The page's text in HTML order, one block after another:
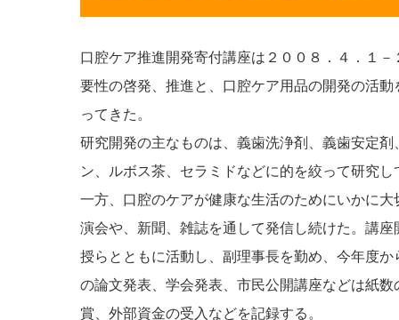
口腔ケア推進開発寄付講座は２００８．４．１
要性の啓発、推進と、口腔ケア用品の開発の活
ってきた。
研究開発の主なものは、義歯洗浄剤、義歯安定
ン、ルボス茶、セラミドなどに的を絞って研究し
一方、口腔のケアが健康な生活のためにいかに
演会や、新聞、雑誌を通して発信し続けた。講
授らとともに活動し、副理事長を勤め、今年度
の論文発表、学会発表、市民公開講座などは紙
賞、外部資金の受入などを記録する。